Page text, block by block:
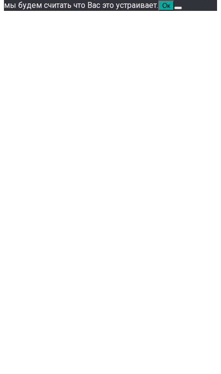
мы будем считать что Вас это устраивает. Ок